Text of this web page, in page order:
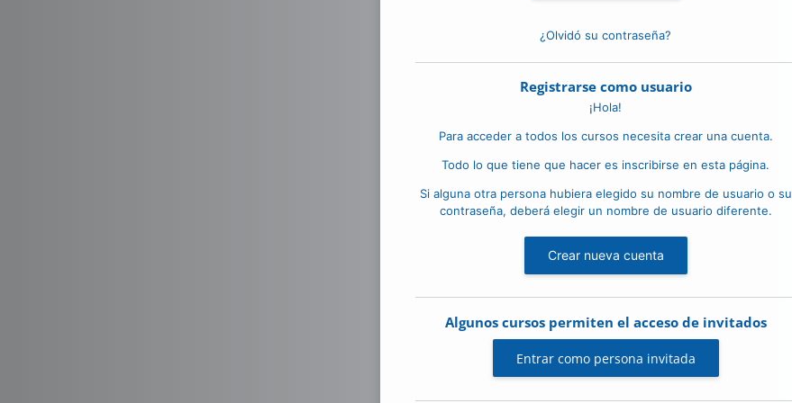
¿Olvidó su contraseña?
Registrarse como usuario
¡Hola!
Para acceder a todos los cursos necesita crear una cuenta.
Todo lo que tiene que hacer es inscribirse en esta página.
Si alguna otra persona hubiera elegido su nombre de usuario o su
contraseña, deberá elegir un nombre de usuario diferente.
Crear nueva cuenta
Algunos cursos permiten el acceso de invitados
Entrar como persona invitada